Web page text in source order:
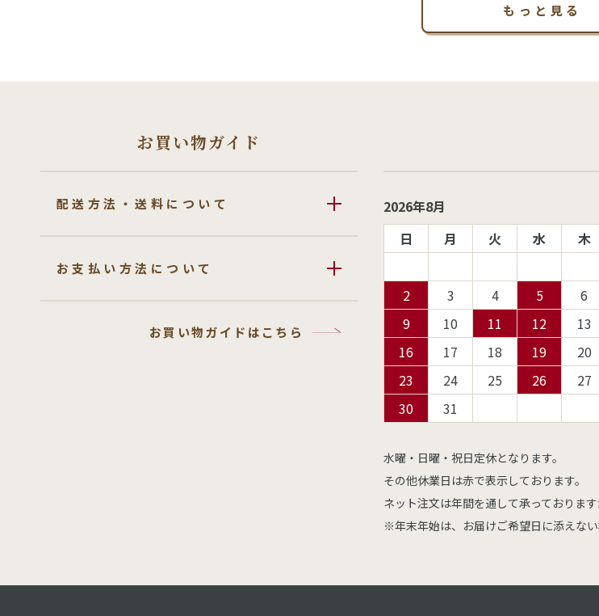
もっと見る
お買い物ガイド
配送方法・送料について
お支払い方法について
お買い物ガイドはこちら
2026年8月
日
月 火 水 木
2
3 4 5 6
9
10 11 12 13
16
17 18 19 20
23
24 25 26 27
30
31
水曜・日曜・祝日定休となります。
その他休業日は赤で表示しております。
ネット注文は年間を通して承っておりま
※年末年始は、お届けご希望日に添え